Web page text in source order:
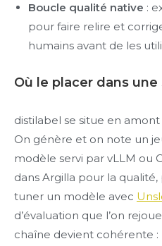
Boucle qualité native :
pour faire relire et
humains avant de les
Où le placer dans
distilabel se situe en
On génère et on note un
modèle servi par vLLM ou
dans Argilla pour la qualité,
tuner un modèle avec
d’évaluation que l’on
chaîne devient cohérente